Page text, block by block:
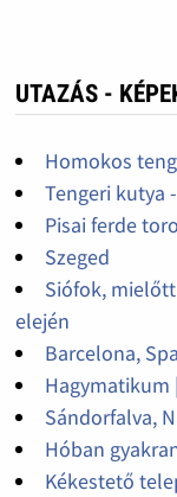
UTAZÁS -
Homokos
Tengeri kutya
Pisai ferde
Szeged
Siófok,
elején
Barcelona,
Hagymatikum
Sándorfalva,
Hóban
Kékestető